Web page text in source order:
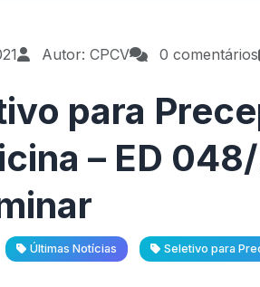
Autor: CPCV 0 comentários
para
– ED
Últimas Notícias Seletivo para